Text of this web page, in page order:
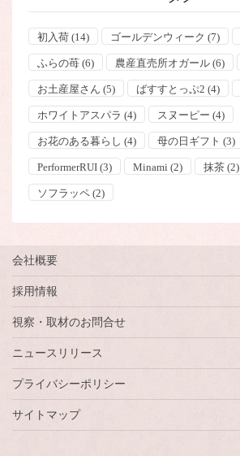
初入荷(14) ゴールデンウィーク (7)
ふらの苺(6) 農産直売所オガール(6)
お土産屋さん (5) ばすすとっぷ2 (4)
ホワイトアスパラ (4) スヌーピー (4)
お花のある暮らし (4) 母の日ギフト (3)
PerformerRUI(3) Minami (2) 抹茶(2)
ソフラッペ(2)
会社概要
採用情報
視察・取材のお問合せ
ニュースリリース
プライバシーポリシー
サイトマップ